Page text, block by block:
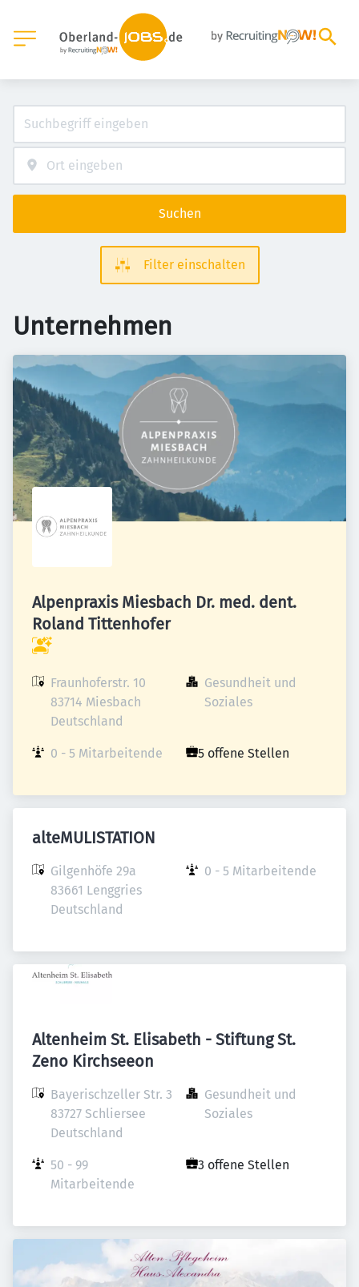
Suchen
Filter einschalten
Unternehmen
Alpenpraxis Miesbach Dr. med. dent.
Roland Tittenhofer
Fraunhoferstr. 10
83714 Miesbach
Deutschland
Gesundheit und
Soziales
0 - 5 Mitarbeitende 5 offene Stellen
alteMULISTATION
Gilgenhöfe 29a
83661 Lenggries
Deutschland
0 - 5 Mitarbeitende
Altenheim St. Elisabeth - Stiftung St.
Zeno Kirchseeon
Bayerischzeller Str. 3
83727 Schliersee
Deutschland
Gesundheit und
Soziales
50 - 99
Mitarbeitende
3 offene Stellen